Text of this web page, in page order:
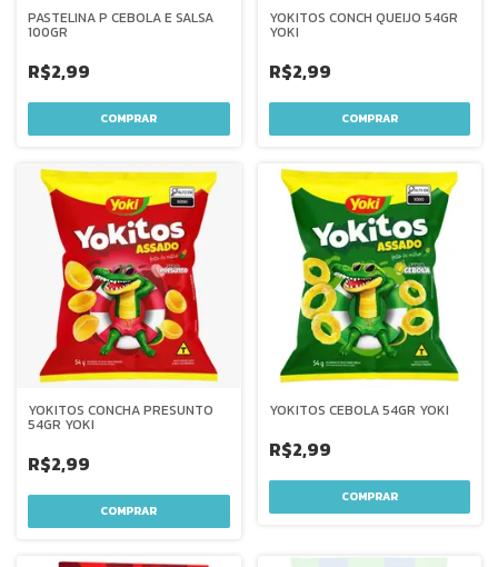
PASTELINA P CEBOLA E SALSA
100GR
R$2,99
YOKITOS CONCH QUEIJO 54GR
YOKI
R$2,99
YOKITOS CONCHA PRESUNTO
54GR YOKI
R$2,99
YOKITOS CEBOLA 54GR YOKI
R$2,99